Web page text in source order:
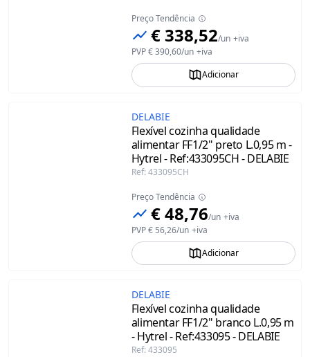
Preço Tendência
€ 338,52/un +iva
PVP€ 390,60/un +iva
Adicionar
DELABIE
Flexível cozinha qualidade
alimentar FF1/2" preto L.0,95 m -
Hytrel - Ref:433095CH - DELABIE
Ref: 433095CH
Preço Tendência
€ 48,76/un +iva
PVP€ 56,26/un +iva
Adicionar
DELABIE
Flexível cozinha qualidade
alimentar FF1/2" branco L.0,95 m
- Hytrel - Ref:433095 - DELABIE
Ref: 433095